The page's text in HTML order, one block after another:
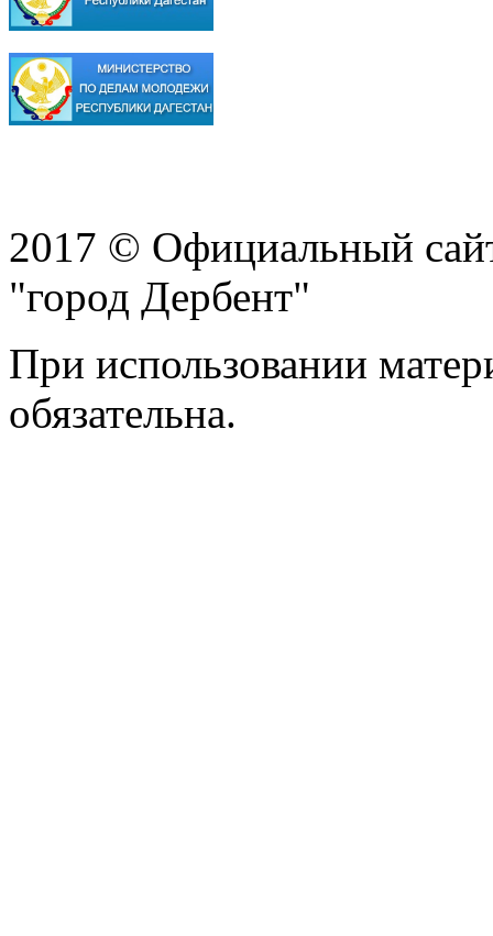
2017 © Официальный
"город Дербент"
При использовании
обязательна.